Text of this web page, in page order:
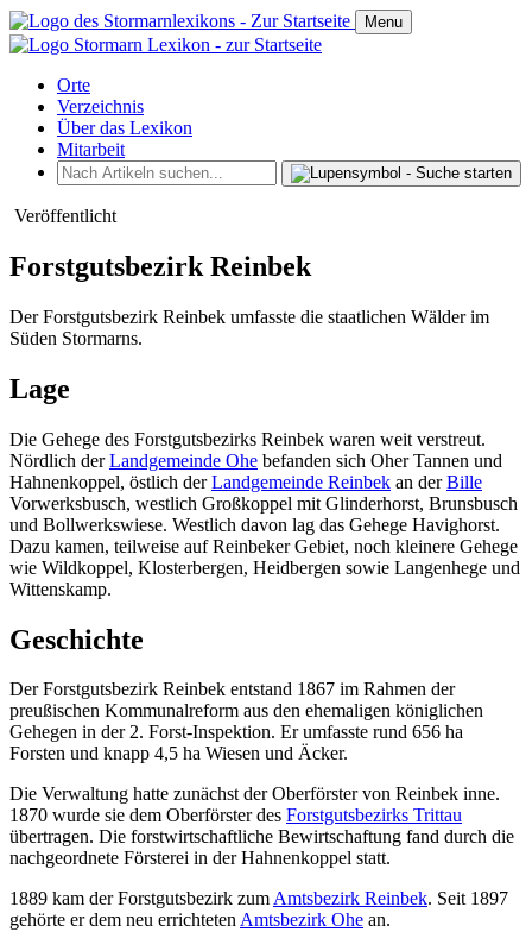
Menu
Orte
Verzeichnis
Über das Lexikon
Mitarbeit
Veröffentlicht
Forstgutsbezirk Reinbek
Der Forstgutsbezirk Reinbek umfasste die staatlichen Wälder im
Süden Stormarns.
Lage
Die Gehege des Forstgutsbezirks Reinbek waren weit verstreut.
Nördlich derLandgemeinde Ohe befanden sich Oher Tannen und
Hahnenkoppel, östlich derLandgemeinde Reinbek an derBille
Vorwerksbusch, westlich Großkoppel mit Glinderhorst, Brunsbusch
und Bollwerkswiese. Westlich davon lag das Gehege Havighorst.
Dazu kamen, teilweise auf Reinbeker Gebiet, noch kleinere Gehege
wie Wildkoppel, Klosterbergen, Heidbergen sowie Langenhege und
Wittenskamp.
Geschichte
Der Forstgutsbezirk Reinbek entstand 1867 im Rahmen der
preußischen Kommunalreform aus den ehemaligen königlichen
Gehegen in der 2. Forst-Inspektion. Er umfasste rund 656 ha
Forsten und knapp 4,5 ha Wiesen und Äcker.
Die Verwaltung hatte zunächst der Oberförster von Reinbek inne.
1870 wurde sie dem Oberförster des Forstgutsbezirks Trittau
übertragen. Die forstwirtschaftliche Bewirtschaftung fand durch die
nachgeordnete Försterei in der Hahnenkoppel statt.
1889 kam der Forstgutsbezirk zumAmtsbezirk Reinbek. Seit 1897
gehörte er dem neu errichtetenAmtsbezirk Ohe an.